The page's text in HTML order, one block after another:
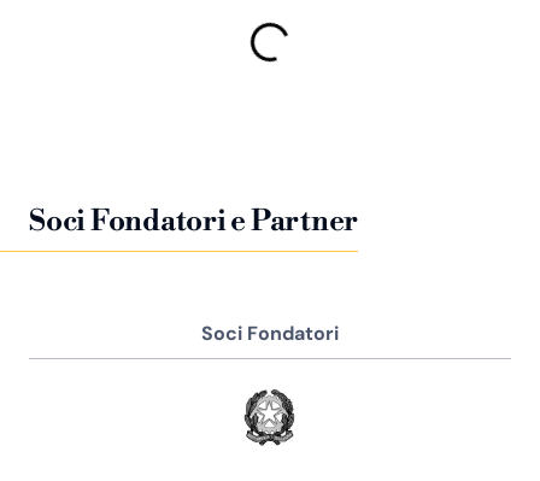
Soci Fondatori e Partner
Soci Fondatori